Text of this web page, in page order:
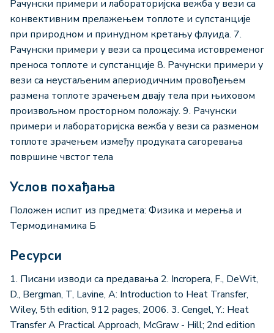
Рачунски примери и лабораторијска вежба у вези са
конвективним прелажењем топлоте и супстанције
при природном и принудном кретању флуида. 7.
Рачунски примери у вези са процесима истовременог
преноса топлоте и супстанције 8. Рачунски примери у
вези са неустаљеним апериодичним провођењем
размена топлоте зрачењем двају тела при њиховом
произвољном просторном положају. 9. Рачунски
примери и лабораторијска вежба у вези са разменом
топлоте зрачењем између продуката сагоревања
површине чвстог тела
Услов похађања
Положен испит из предмета: Физика и мерења и
Термодинамика Б
Ресурси
1. Писани изводи са предавања 2. Incropera, F., DeWit,
D., Bergman, T, Lavine, A: Introduction to Heat Transfer,
Wiley, 5th edition, 912 pages, 2006. 3. Cengel, Y.: Heat
Transfer A Practical Approach, McGraw - Hill; 2nd edition